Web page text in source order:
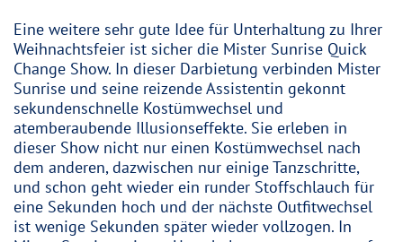
Eine weitere sehr gute Idee für Unterhaltung zu Ihrer
Weihnachtsfeier ist sicher die Mister Sunrise Quick
Change Show. In dieser Darbietung verbinden Mister
Sunrise und seine reizende Assistentin gekonnt
sekundenschnelle Kostümwechsel und
atemberaubende Illusionseffekte. Sie erleben in
dieser Show nicht nur einen Kostümwechsel nach
dem anderen, dazwischen nur einige Tanzschritte,
und schon geht wieder ein runder Stoffschlauch für
eine Sekunden hoch und der nächste Outfitwechsel
ist wenige Sekunden später wieder vollzogen. In